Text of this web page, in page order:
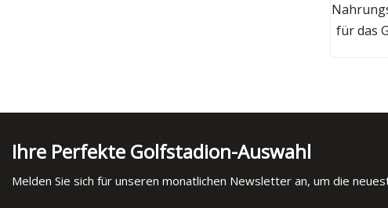
für das
Ihre Perfekte Golfstadion-Auswahl
Melden Sie sich für unseren monatlichen Newsletter an, um die